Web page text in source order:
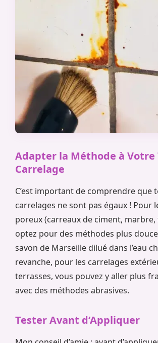
Adapter la Méthode à Votre
Carrelage
C’est important de comprendre que
carrelages ne sont pas égaux ! Pour
poreux (carreaux de ciment,
optez pour des méthodes plus
savon de Marseille dilué dans l’eau
revanche, pour les carrelages
terrasses, vous pouvez y aller plus
avec des méthodes abrasives.
Tester Avant d’Appliquer